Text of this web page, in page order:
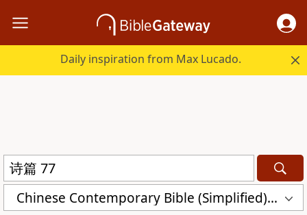
Daily inspiration from Max Lucado.
Chinese Contemporary Bible (Simplified) (CCB)